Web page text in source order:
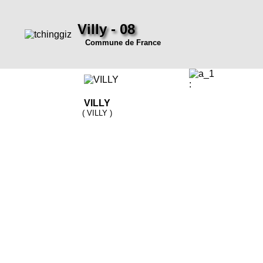
Villy - 08
Commune de France
VILLY
( VILLY )
: